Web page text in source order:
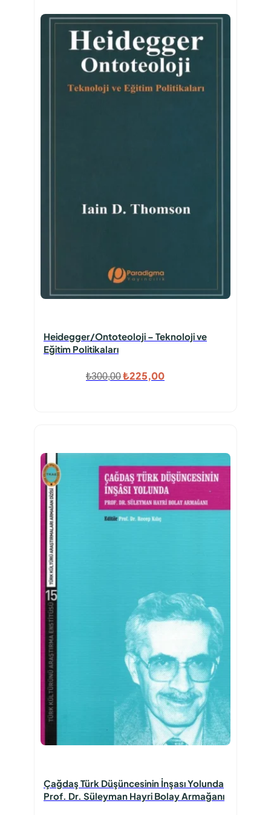
Heidegger/Ontoteoloji – Teknoloji ve
Eğitim Politikaları
₺300,00Orijinal
₺225,00Şu
Çağdaş Türk Düşüncesinin İnşası Yolunda
Prof. Dr. Süleyman Hayri Bolay Armağanı